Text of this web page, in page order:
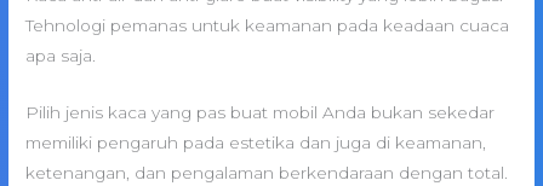
Tehnologi pemanas untuk keamanan pada keadaan cuaca
apa saja.
Pilih jenis kaca yang pas buat mobil Anda bukan sekedar
memiliki pengaruh pada estetika dan juga di keamanan,
ketenangan, dan pengalaman berkendaraan dengan total.